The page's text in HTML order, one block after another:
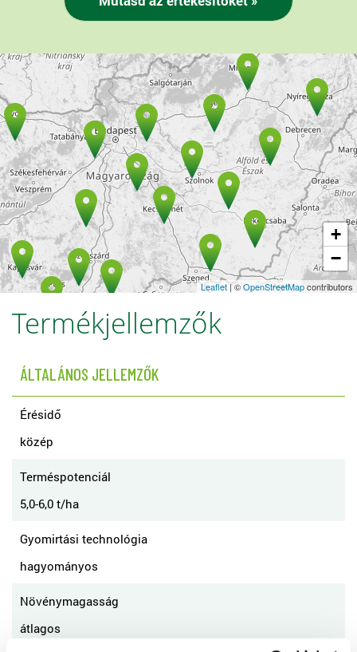
+
−
Leaflet | ©OpenStreetMapcontributors
Termékjellemzők
ÁLTALÁNOS JELLEMZŐK
Érésidő
közép
Terméspotenciál
5,0-6,0 t/ha
Gyomirtási technológia
hagyományos
Növénymagasság
átlagos